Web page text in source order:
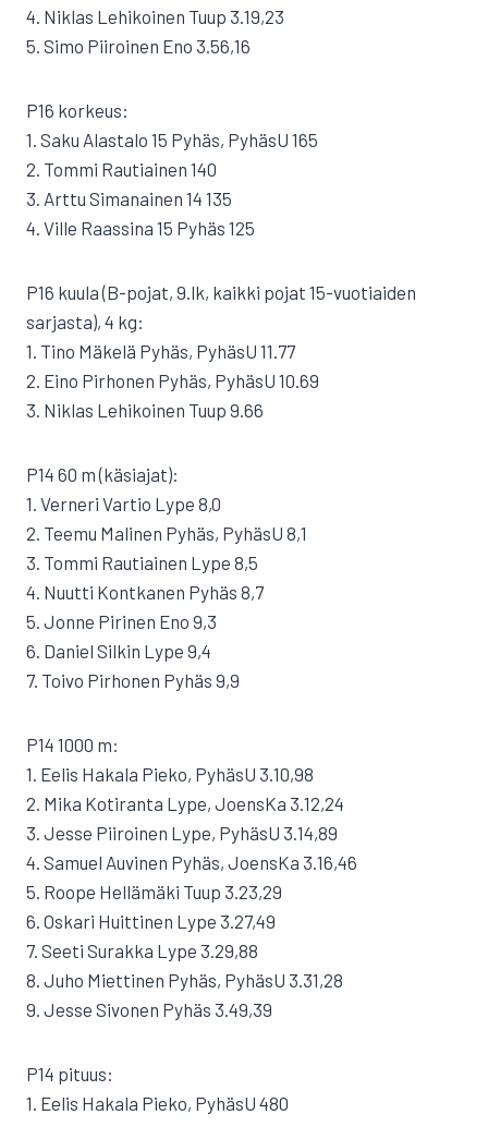
4. Niklas Lehikoinen Tuup 3.19,23
5. Simo Piiroinen Eno 3.56,16
P16 korkeus:
1. Saku Alastalo 15 Pyhäs, PyhäsU 165
2. Tommi Rautiainen 140
3. Arttu Simanainen 14 135
4. Ville Raassina 15 Pyhäs 125
P16 kuula (B-pojat, 9.lk, kaikki pojat 15-vuotiaiden
sarjasta), 4 kg:
1. Tino Mäkelä Pyhäs, PyhäsU 11.77
2. Eino Pirhonen Pyhäs, PyhäsU 10.69
3. Niklas Lehikoinen Tuup 9.66
P14 60 m (käsiajat):
1. Verneri Vartio Lype 8,0
2. Teemu Malinen Pyhäs, PyhäsU 8,1
3. Tommi Rautiainen Lype 8,5
4. Nuutti Kontkanen Pyhäs 8,7
5. Jonne Pirinen Eno 9,3
6. Daniel Silkin Lype 9,4
7. Toivo Pirhonen Pyhäs 9,9
P14 1000 m:
1. Eelis Hakala Pieko, PyhäsU 3.10,98
2. Mika Kotiranta Lype, JoensKa 3.12,24
3. Jesse Piiroinen Lype, PyhäsU 3.14,89
4. Samuel Auvinen Pyhäs, JoensKa 3.16,46
5. Roope Hellämäki Tuup 3.23,29
6. Oskari Huittinen Lype 3.27,49
7. Seeti Surakka Lype 3.29,88
8. Juho Miettinen Pyhäs, PyhäsU 3.31,28
9. Jesse Sivonen Pyhäs 3.49,39
P14 pituus:
1. Eelis Hakala Pieko, PyhäsU 480